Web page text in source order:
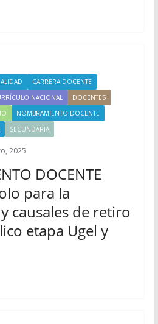
CARRERA DOCENTE
NACIONAL
DOCENTES
NOMBRAMIENTO DOCENTE
SECUNDARIA
2025
DOCENTE
para la
causales de retiro
etapa Ugel y